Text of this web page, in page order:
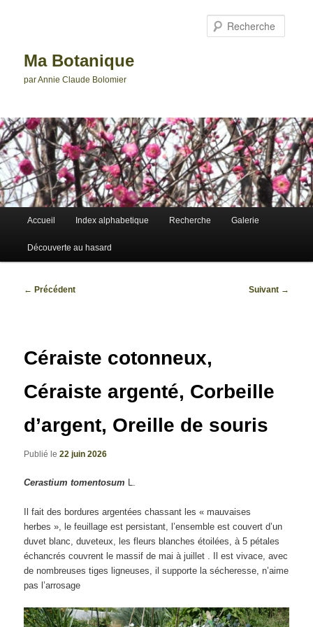
Ma Botanique
par Annie Claude Bolomier
Accueil Index alphabetique Recherche Galerie
Découverte au hasard
Navigation
← Précédent Suivant →
Céraiste cotonneux,
Céraiste argenté, Corbeille
d’argent, Oreille de souris
Publié le22 juin 2026
Cerastium tomentosum L.
Il fait des bordures argentées chassant les « mauvaises
herbes », le feuillage est persistant, l’ensemble est couvert d’un
duvet blanc, duveteux, les fleurs blanches étoilées, à 5 pétales
échancrés couvrent le massif de mai à juillet . Il est vivace, avec
de nombreuses tiges ligneuses, il supporte la sécheresse, n’aime
pas l’arrosage